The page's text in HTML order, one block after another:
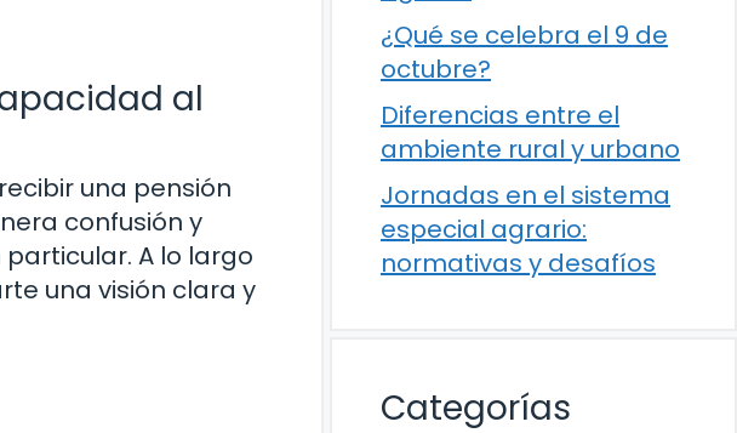
al
una pensión
confusión y
A lo largo
una visión clara y
¿Qué se celebra el 9 de
octubre?
Diferencias entre el
ambiente rural y urbano
Jornadas en el sistema
especial agrario:
normativas y desafíos
Categorías